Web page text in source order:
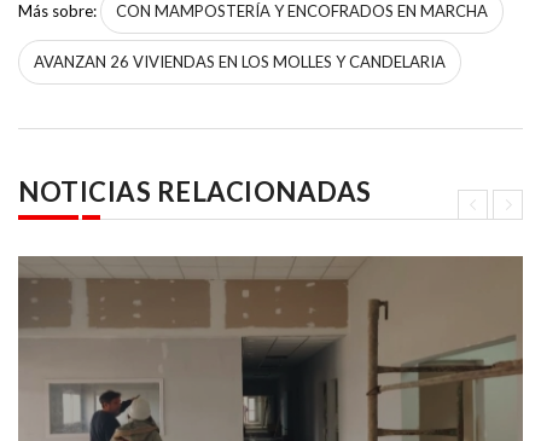
Más sobre: CON MAMPOSTERÍA Y ENCOFRADOS EN MARCHA
AVANZAN 26 VIVIENDAS EN LOS MOLLES Y CANDELARIA
NOTICIAS RELACIONADAS